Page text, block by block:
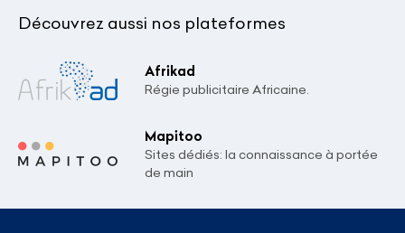
Découvrez aussi nos plateformes
Afrikad
Régie publicitaire Africaine.
Mapitoo
Sites dédiés: la connaissance à portée
de main